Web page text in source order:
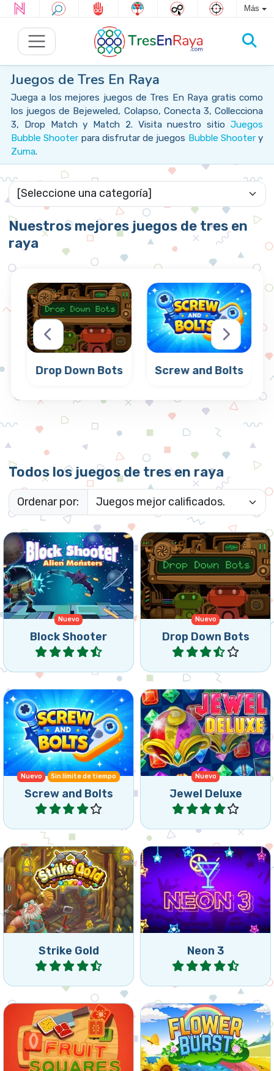
Más
Juegos de Tres En Raya
Juega a los mejores juegos de Tres En Raya gratis como
los juegos de Bejeweled, Colapso, Conecta 3, Collecciona
3, Drop Match y Match 2. Visita nuestro sitio Juegos
Bubble Shooterpara disfrutar de juegos Bubble Shootery
Zuma.
Nuestros mejores juegos de tres en
raya
Drop Down Bots
y conecta 3 o
Screw and Bolts
Juego de
combinar 3 con
tornillos y pernos.
Todos los juegos de tres en raya
Ordenar por:
Nuevo
Block Shooter
Dispara bloques hacia arriba
y combina 3 o más
monstruos alienígenas
iguales.
Jugar
Nuevo
Drop Down Bots
Deja caer robots y conecta
3 o más iguales.
Jugar
Nuevo Sin límite de tiempo
Screw and Bolts
Juego de combinar 3 con
tornillos y pernos.
Jugar
Nuevo
Jewel Deluxe
Haz bajar la estrella en
este clásico juego de
Match 3 al estilo de
Bejeweled.
Jugar
Strike Gold
Juego de combinar 2: retira
los ladrillos antes de que el
minero sea aplastado.
Jugar Neon 3
Colorido y rápido juegos de
3 en raya.
Jugar
Recoge la fruta de los
cuadrados conectando
cuadrados iguales.
Bonito rompecabezas de
conectar con 3 flores.